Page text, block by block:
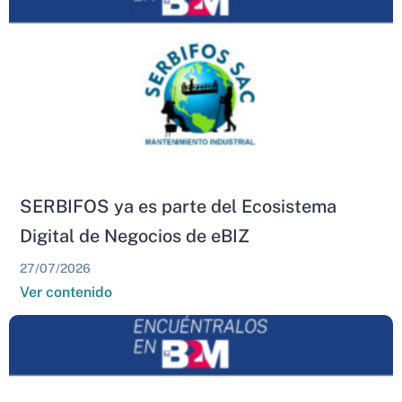
SERBIFOS ya es parte del Ecosistema
Digital de Negocios de eBIZ
27/07/2026
Ver contenido